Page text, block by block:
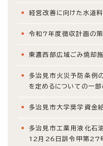
経営改善に向けた水道
令和7年度徴収計画の
東濃西部広域ごみ焼却
多治見市火災予防条例
を定めるについての一部
多治見市大学奨学資金
多治見市工業用液化石
12月26日訓令甲第27